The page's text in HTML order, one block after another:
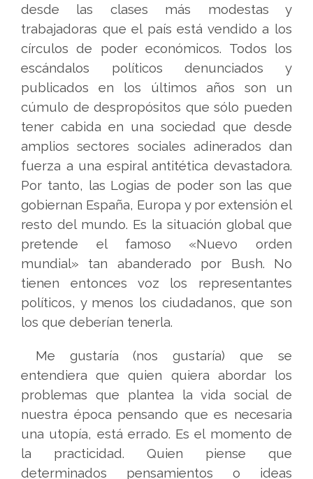
desde las clases más modestas y
trabajadoras que el país está vendido a los
círculos de poder económicos. Todos los
escándalos políticos denunciados y
publicados en los últimos años son un
cúmulo de despropósitos que sólo pueden
tener cabida en una sociedad que desde
amplios sectores sociales adinerados dan
fuerza a una espiral antitética devastadora.
Por tanto, las Logias de poder son las que
gobiernan España, Europa y por extensión el
resto del mundo. Es la situación global que
pretende el famoso «Nuevo orden
mundial» tan abanderado por Bush. No
tienen entonces voz los representantes
políticos, y menos los ciudadanos, que son
los que deberían tenerla.
Me gustaría (nos gustaría) que se
entendiera que quien quiera abordar los
problemas que plantea la vida social de
nuestra época pensando que es necesaria
una utopía, está errado. Es el momento de
la practicidad. Quien piense que
determinados pensamientos o ideas